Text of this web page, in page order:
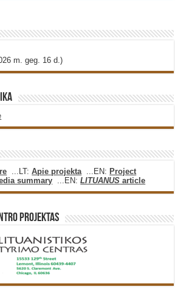
m. geg. 16 d.)
...LT:Apie projekta ...EN:Project
summary ...EN:LITUANUS article
Projektas